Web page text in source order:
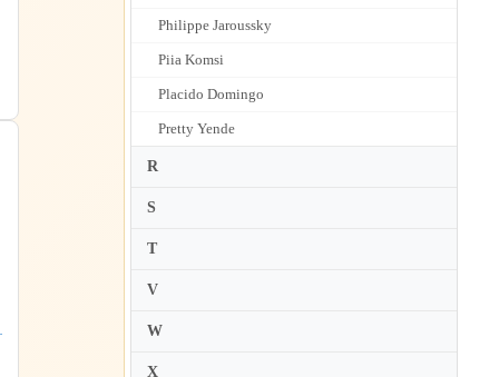
Philippe Jaroussky
Piia Komsi
Placido Domingo
Pretty Yende
R
S
T
V
W
X